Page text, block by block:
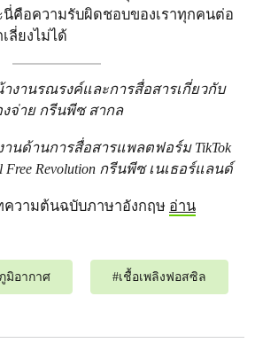
คือความรับผิดชอบของเราทุกคนต่อ
ลี่ยงไม่ได้
งานรณรงค์และการสื่อสารเกี่ยวกับ
จ่าย กรีนพีซ สากล
นด้านการสื่อสารแพลตฟอร์ม TikTok
Revolution กรีนพีซ เนเธอร์แลนด์
วามต้นฉบับภาษาอังกฤษ อ่าน
มิอากาศ #เชื้อเพลิงฟอสซิล